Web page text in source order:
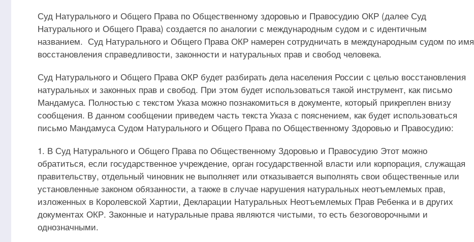
Суд Натурального и Общего Права по Общественному здоровью и Правосудию ОКР (далее Суд
Натурального и Общего Права) создается по аналогии с международным судом и с идентичным
названием. Суд Натурального и Общего Права ОКР намерен сотрудничать в международным судом по имя
восстановления справедливости, законности и натуральных прав и свобод человека.
Суд Натурального и Общего Права ОКР будет разбирать дела населения России с целью восстановления
натуральных и законных прав и свобод. При этом будет использоваться такой инструмент, как письмо
Мандамуса. Полностью с текстом Указа можно познакомиться в документе, который прикреплен внизу
сообщения. В данном сообщении приведем часть текста Указа с пояснением, как будет использоваться
письмо Мандамуса Судом Натурального и Общего Права по Общественному Здоровью и Правосудию:
1. В Суд Натурального и Общего Права по Общественному Здоровью и Правосудию Этот можно
обратиться, если государственное учреждение, орган государственной власти или корпорация, служащая
правительству, отдельный чиновник не выполняет или отказывается выполнять свои общественные или
установленные законом обязанности, а также в случае нарушения натуральных неотъемлемых прав,
изложенных в Королевской Хартии, Декларации Натуральных Неотъемлемых Прав Ребенка и в других
документах ОКР. Законные и натуральные права являются чистыми, то есть безоговорочными и
однозначными.